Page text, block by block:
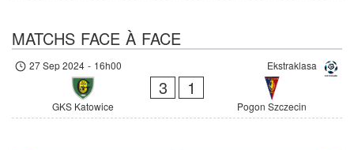
MATCHS FACE À FACE
Ekstraklasa
27 Sep 2024 - 16h00
GKS Katowice
3 1
Pogon Szczecin